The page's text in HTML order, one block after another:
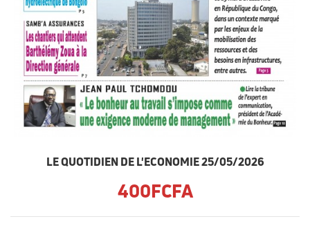
LE QUOTIDIEN DE L'ECONOMIE 25/05/2026
400FCFA